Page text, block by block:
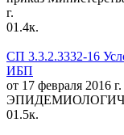
г.
01.4к.
СП 3.3.2.3332-16
ИБП
от 17 февраля
01.5к.